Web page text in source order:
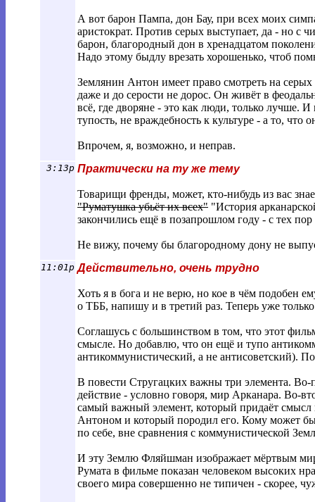
А вот барон Пампа, дон Бау, при всех моих
аристократ. Против серых выступает, да - но с
барон, благородный дон в хренадцатом
Надо этому быдлу врезать хорошенько, чтоб
Землянин Антон имеет право смотреть на
даже и до серости не дорос. Он живёт в
всё, где дворяне - это как люди, только лучше.
тупость, не враждебность к культуре - а то,
Впрочем, я, возможно, и неправ.
3:13p Практически на ту же тему
Товарищи френды, может, кто-нибудь из вас
"Руматушка убьёт их всех" "История
закончились ещё в позапрошлом году - с тех
Не вижу, почему бы благородному дону не
11:01p Действительно, очень трудно
Хоть я в бога и не верю, но кое в чём подобен
о ТББ, напишу и в третий раз. Теперь уже
Соглашусь с большинством в том, что этот
смысле. Но добавлю, что он ещё и тупо
антикоммунистический, а не антисоветский).
В повести Стругацких важны три элемента.
действие - условно говоря, мир Арканара. Во-
самый важный элемент, который придаёт смысл
Антоном и который породил его. Кому может
по себе, вне сравнения с коммунистической
И эту Землю Фляйшман изображает мёртвым
Румата в фильме показан человеком высоких
своего мира совершенно не типичен - скорее,